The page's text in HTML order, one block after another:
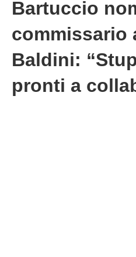
Bartuccio
commissario
Baldini:
pronti a